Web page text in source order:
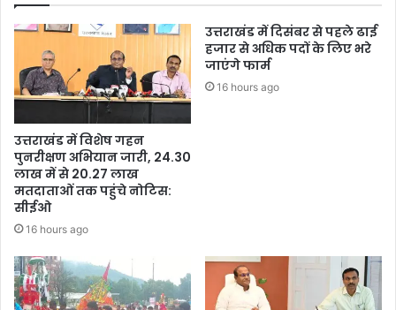
उत्तराखंड में विशेष गहन
पुनरीक्षण अभियान जारी, 24.30
लाख में से 20.27 लाख
मतदाताओं तक पहुंचे नोटिस:
सीईओ
16 hours ago
उत्तराखंड में दिसंबर से पहले ढाई
हजार से अधिक पदों के लिए भरे
जाएंगे फार्म
16 hours ago